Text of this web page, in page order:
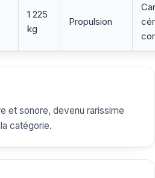
1 225
kg
Propulsion
et sonore, devenu rarissime
catégorie.